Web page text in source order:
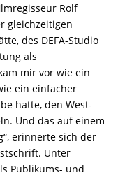
Rolf
gleichzeitigen
des DEFA-Studio
als
mir vor wie ein
ein einfacher
hatte, den West-
Und das auf einem
erinnerte sich der
Unter
Publikums- und